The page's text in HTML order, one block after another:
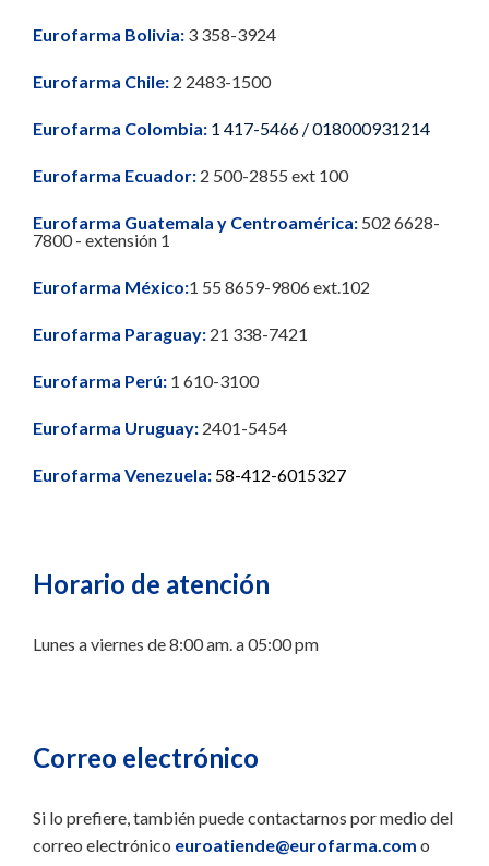
Eurofarma Bolivia: 3 358-3924
Eurofarma Chile: 2 2483-1500
Eurofarma Colombia: 1 417-5466 / 018000931214
Eurofarma Ecuador: 2 500-2855 ext 100
Eurofarma Guatemala y Centroamérica: 502 6628-
7800 - extensión 1
Eurofarma México:1 55 8659-9806 ext.102
Eurofarma Paraguay: 21 338-7421
Eurofarma Perú: 1 610-3100
Eurofarma Uruguay: 2401-5454
Eurofarma Venezuela: 58-412-6015327
Horario de atención
Lunes a viernes de 8:00 am. a 05:00 pm
Correo electrónico
Si lo prefiere, también puede contactarnos por medio del
correo electrónico euroatiende@eurofarma.com o